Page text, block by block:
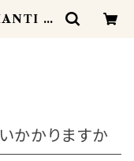
カ
かかりますか